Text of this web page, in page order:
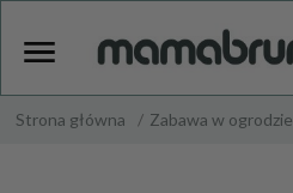
Strona główna Zabawa w ogrodzie